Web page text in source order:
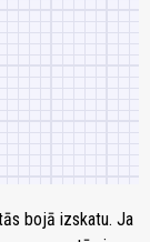
bojā izskatu. Ja